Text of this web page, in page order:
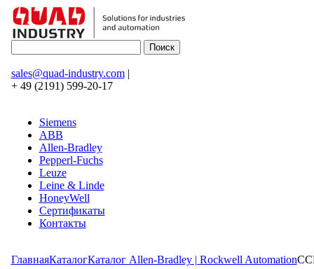
sales@quad-industry.com|
+ 49 (2191) 599-20-17
Siemens
ABB
Allen-Bradley
Pepperl-Fuchs
Leuze
Leine & Linde
HoneyWell
Сертификаты
Контакты
ГлавнаяКаталогКаталог Allen-Bradley | Rockwell Automation